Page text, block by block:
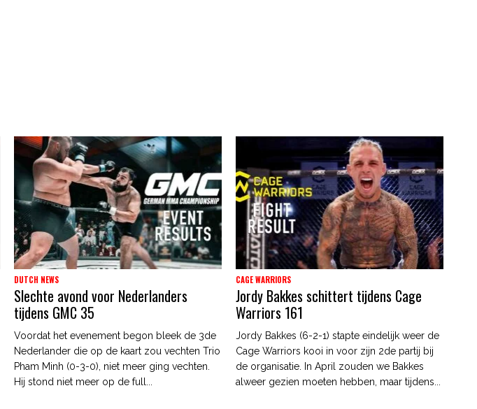
DUTCH NEWS
Slechte avond voor Nederlanders
tijdens GMC 35
Voordat het evenement begon bleek de 3de
Nederlander die op de kaart zou vechten Trio
Pham Minh (0-3-0), niet meer ging vechten.
Hij stond niet meer op de full...
CAGE WARRIORS
Jordy Bakkes schittert tijdens Cage
Warriors 161
Jordy Bakkes (6-2-1) stapte eindelijk weer de
Cage Warriors kooi in voor zijn 2de partij bij
de organisatie. In April zouden we Bakkes
alweer gezien moeten hebben, maar tijdens...